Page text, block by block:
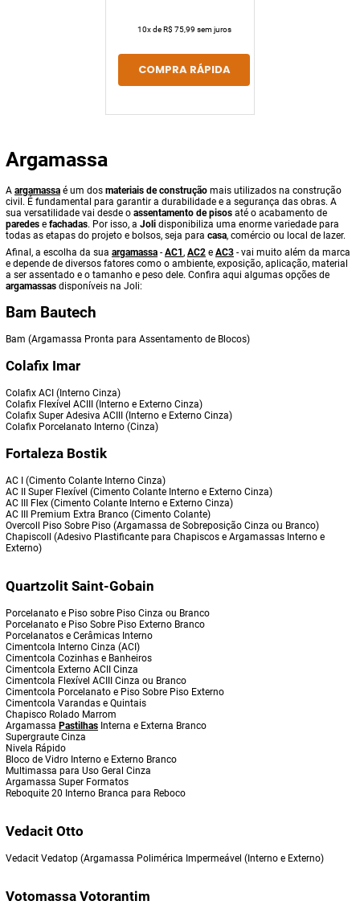
10x deR$ 75,99 sem juros
COMPRA RÁPIDA
Argamassa
A argamassa é um dos materiais de construção mais utilizados na construção
civil. É fundamental para garantir a durabilidade e a segurança das obras. A
sua versatilidade vai desde o assentamento de pisos até o acabamento de
paredes e fachadas. Por isso, a Joli disponibiliza uma enorme variedade para
todas as etapas do projeto e bolsos, seja para casa, comércio ou local de lazer.
Afinal, a escolha da sua argamassa - AC1 , AC2 e AC3 - vai muito além da marca
e depende de diversos fatores como o ambiente, exposição, aplicação, material
a ser assentado e o tamanho e peso dele. Confira aqui algumas opções de
argamassas disponíveis na Joli:
Bam Bautech
Bam (Argamassa Pronta para Assentamento de Blocos)
Colafix Imar
Colafix ACI (Interno Cinza)
Colafix Flexível ACIII (Interno e Externo Cinza)
Colafix Super Adesiva ACIII (Interno e Externo Cinza)
Colafix Porcelanato Interno (Cinza)
Fortaleza Bostik
AC I (Cimento Colante Interno Cinza)
AC II Super Flexível (Cimento Colante Interno e Externo Cinza)
AC III Flex (Cimento Colante Interno e Externo Cinza)
AC III Premium Extra Branco (Cimento Colante)
Overcoll Piso Sobre Piso (Argamassa de Sobreposição Cinza ou Branco)
Chapiscoll (Adesivo Plastificante para Chapiscos e Argamassas Interno e
Externo)
Quartzolit Saint-Gobain
Porcelanato e Piso sobre Piso Cinza ou Branco
Porcelanato e Piso Sobre Piso Externo Branco
Porcelanatos e Cerâmicas Interno
Cimentcola Interno Cinza (ACI)
Cimentcola Cozinhas e Banheiros
Cimentcola Externo ACII Cinza
Cimentcola Flexível ACIII Cinza ou Branco
Cimentcola Porcelanato e Piso Sobre Piso Externo
Cimentcola Varandas e Quintais
Chapisco Rolado Marrom
Argamassa Pastilhas Interna e Externa Branco
Supergraute Cinza
Nivela Rápido
Bloco de Vidro Interno e Externo Branco
Multimassa para Uso Geral Cinza
Argamassa Super Formatos
Reboquite 20 Interno Branca para Reboco
Vedacit Otto
Vedacit Vedatop (Argamassa Polimérica Impermeável (Interno e Externo)
Votomassa Votorantim